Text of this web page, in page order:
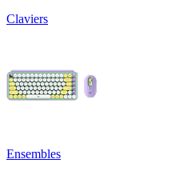
Claviers
Ensembles